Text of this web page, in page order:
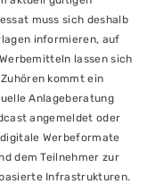
muss sich deshalb
informieren, auf
lassen sich
kommt ein
Anlageberatung
angemeldet oder
Werbeformate
dem Teilnehmer zur
Infrastrukturen.